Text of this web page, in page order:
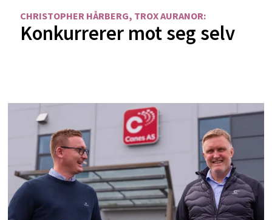
CHRISTOPHER HÅRBERG, TROX AURANOR:
Konkurrerer mot seg selv